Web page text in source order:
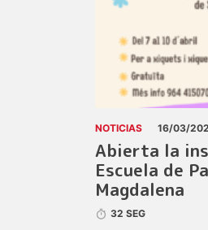
NOTICIAS 16/03/
Abierta la
Escuela de
Magdalena
32 SEG